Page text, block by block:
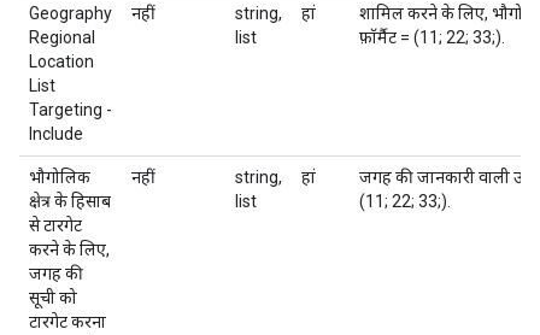
Geography
Regional
Location
List
Targeting -
Include
नहीं
string,
list
हां
शामिल करने के लिए,
फ़ॉर्मैट = (11; 22; 33;).
भौगोलिक
क्षेत्र के हिसाब
से टारगेट
करने के लिए,
जगह की
सूची को
टारगेट करना
नहीं
string,
list
हां
जगह की जानकारी वाली उन
(11; 22; 33;).